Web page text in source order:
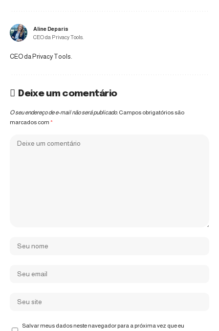
Aline Deparis
CEO da Privacy Tools.
CEO da Privacy Tools.
Deixe um comentário
O seu endereço de e-mail não será publicado. Campos obrigatórios são
marcados com *
Salvar meus dados neste navegador para a próxima vez que eu